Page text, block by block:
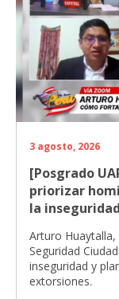
3 agosto, 2026
[Posgrado
priorizar
la
Arturo
Seguridad
inseguridad y
extorsiones.